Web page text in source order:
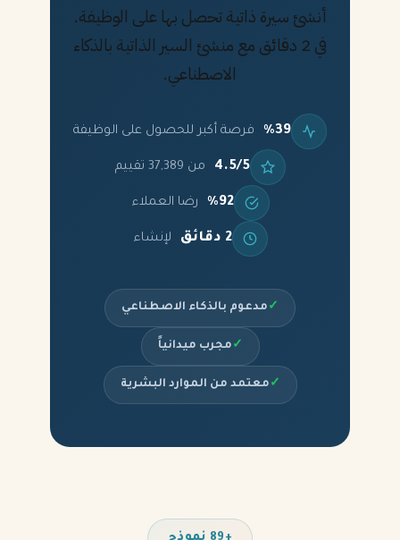
أنشئ سيرة ذاتية تحصل بها على الوظيفة.
في 2 دقائق مع منشئ السير الذاتية بالذكاء
الاصطناعي.
%39 فرصة أكبر للحصول على الوظيفة
4.5/5 من 37,389 تقييم
%92 رضا العملاء
2 دقائق لإنشاء
✓ مدعوم بالذكاء الاصطناعي
✓ مجرب ميدانياً
✓ معتمد من الموارد البشرية